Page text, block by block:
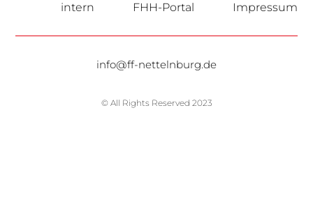
intern FHH-Portal Impressum
info@ff-nettelnburg.de
© All Rights Reserved 2023